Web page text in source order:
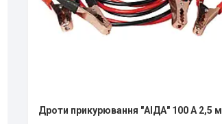
Дроти прикурювання "АІДА" 100 А 2,5 м